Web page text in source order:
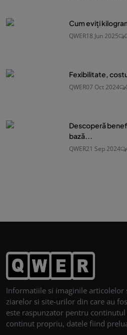
Cum eviți
QWER18 Jun 2025 0
Fexibilitate,
QWER07 Oct 2024
Descoperă
bază...
QWER21 Sep 2024
Informatiile si imaginile articolelor
ziarelor si site-urilor din care au
este raspunzator pentru
continut propriu, datele fiind